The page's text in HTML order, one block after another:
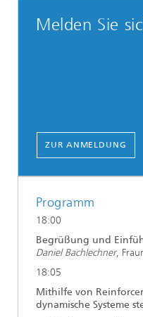
Melden Sie
ZUR ANMELDUNG
Programm
18:00
Begrüßung und
Daniel Bachlechner,
18:05
Mithilfe von
dynamische Systeme